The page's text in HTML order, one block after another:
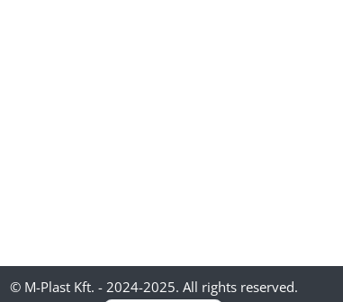
© M-Plast Kft. - 2024-2025. All rights reserved.